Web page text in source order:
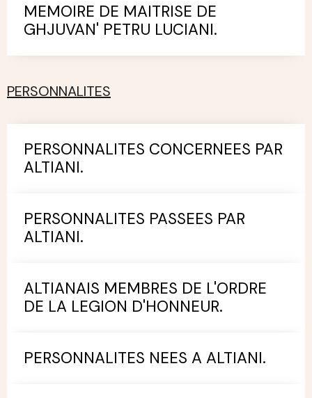
MEMOIRE DE MAITRISE DE
GHJUVAN' PETRU LUCIANI.
PERSONNALITES
PERSONNALITES CONCERNEES PAR
ALTIANI.
PERSONNALITES PASSEES PAR
ALTIANI.
ALTIANAIS MEMBRES DE L'ORDRE
DE LA LEGION D'HONNEUR.
PERSONNALITES NEES A ALTIANI.